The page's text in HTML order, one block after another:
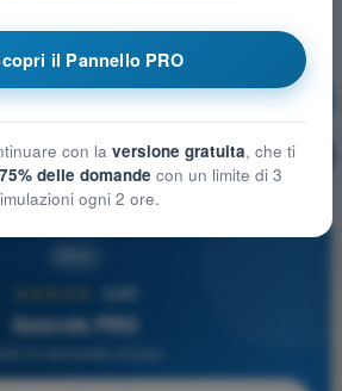
UAS Allenamento!
Spiegazione domanda
4,6/5
Quizvds PRO
il Pannello PRO
con la versione gratuita, che ti
75% delle domande con un limite di 3
ogni 2 ore.